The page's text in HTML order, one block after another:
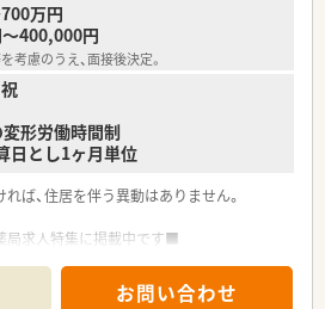
万円
400,000円
考慮のうえ、面接後決定。
形労働時間制
日とし1ヶ月単位
ば、住居を伴う異動はありません。
局求人特集に掲載中です■
お問い合わせ